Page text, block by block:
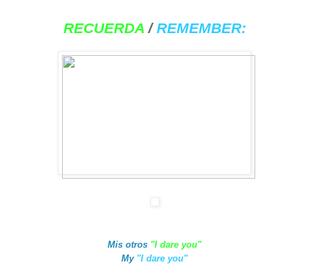
RECUERDA/REMEMBER:
Mis otros "I dare you"
My"I dare you"